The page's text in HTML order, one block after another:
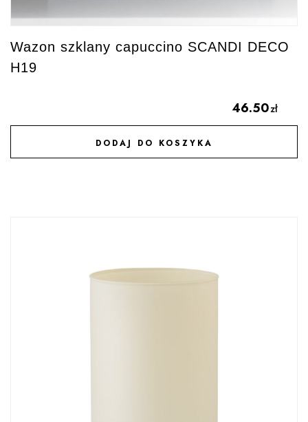
Wazon szklany capuccino SCANDI DECO
H19
46.50zł
DODAJ DO KOSZYKA
DODAJ DO ULUBIONYCH